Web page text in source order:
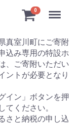
真室川町にご寄附
込み専用の特設ホ
、ご寄附いただい
ントが必要となり
イン」ボタンを押
てください。
さと納税の申し込
0 Menu